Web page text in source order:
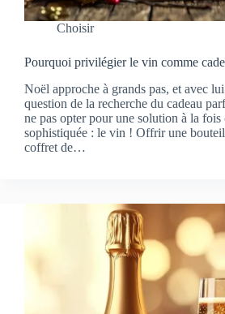
Choisir
Pourquoi privilégier le vin comme
Noël approche à grands pas, et avec
question de la recherche du cadeau
ne pas opter pour une solution à la fois
sophistiquée : le vin ! Offrir une
coffret de…